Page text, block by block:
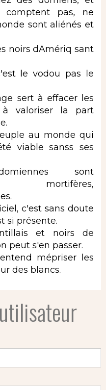
comptent pas, ne
sont aliénés et
noirs dAmériq sant
le vodou pas le
sert à effacer les
valoriser la part
au monde qui
viable sanss ses
sont
mortifères,
c'est sans doute
si présente.
et noirs de
peut s'en passer.
mépriser les
des blancs.